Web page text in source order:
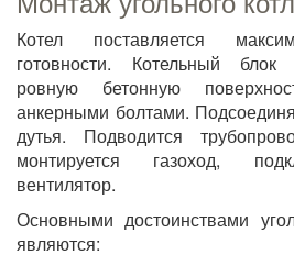
Котел поставляется
готовности. Котельный блок
ровную бетонную
анкерными болтами.
дутья. Подводится
монтируется газоход,
вентилятор.
Основными достоинствами
являются: